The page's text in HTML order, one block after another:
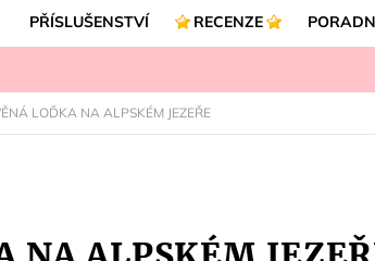
PŘÍSLUŠENSTVÍ RECENZE
LOĎKA NA ALPSKÉM JEZEŘE